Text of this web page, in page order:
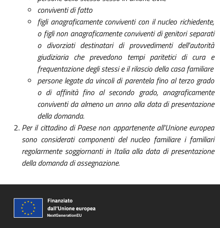
conviventi di fatto
figli anagraficamente conviventi con il nucleo richiedente,
o figli non anagraficamente conviventi di genitori separati
o divorziati destinatari di provvedimenti dell'autorità
giudiziaria che prevedono tempi paritetici di cura e
frequentazione degli stessi e il rilascio della casa familiare
persone legate da vincoli di parentela fino al terzo grado
o di affinità fino al secondo grado, anagraficamente
conviventi da almeno un anno alla data di presentazione
della domanda.
Per il cittadino di Paese non appartenente all'Unione europea
sono considerati componenti del nucleo familiare i familiari
regolarmente soggiornanti in Italia alla data di presentazione
della domanda di assegnazione.